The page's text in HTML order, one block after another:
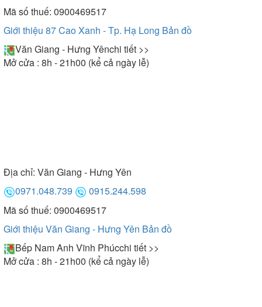
Mã số thuế: 0900469517
Giới thiệu 87 Cao Xanh - Tp. Hạ Long Bản đồ
Văn Giang - Hưng Yênchi tiết >>
Mở cửa : 8h - 21h00 (kể cả ngày lễ)
Địa chỉ: Văn Giang - Hưng Yên
0971.048.739
0915.244.598
Mã số thuế: 0900469517
Giới thiệu Văn Giang - Hưng Yên Bản đồ
Bếp Nam Anh Vĩnh Phúcchi tiết >>
Mở cửa : 8h - 21h00 (kể cả ngày lễ)